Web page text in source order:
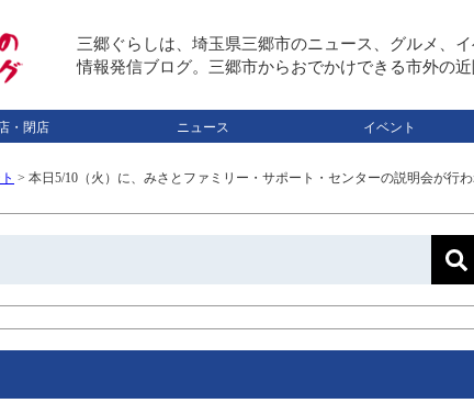
三郷ぐらしは、埼玉県三郷市のニュース、グルメ、
情報発信ブログ。三郷市からおでかけできる市外の近
・閉店 ニュース イベント
> 本日5/10（火）に、みさとファミリー・サポート・センターの説明会が行